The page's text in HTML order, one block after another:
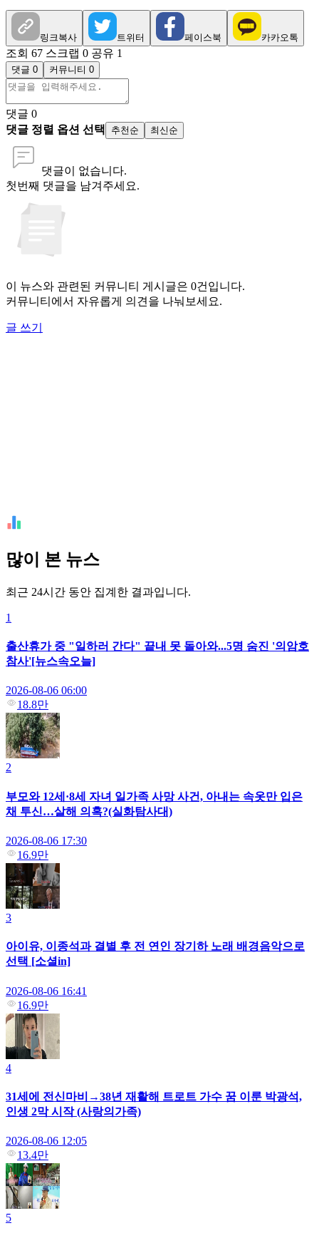
링크복사 트위터 페이스북 카카오톡
조회 67 스크랩 0 공유 1
댓글 0 커뮤니티 0
댓글 0
댓글 정렬 옵션 선택
추천순 최신순
댓글이 없습니다.
첫번째 댓글을 남겨주세요.
이 뉴스와 관련된 커뮤니티 게시글은 0건입니다.
커뮤니티에서 자유롭게 의견을 나눠보세요.
글 쓰기
많이 본 뉴스
최근 24시간 동안 집계한 결과입니다.
1
출산휴가 중 "일하러 간다" 끝내 못 돌아와...5명 숨진 '의암호
참사'[뉴스속오늘]
2026-08-06 06:00
18.8만
2
부모와 12세·8세 자녀 일가족 사망 사건, 아내는 속옷만 입은
채 투신…살해 의혹?(실화탐사대)
2026-08-06 17:30
16.9만
3
아이유, 이종석과 결별 후 전 연인 장기하 노래 배경음악으로
선택 [소셜in]
2026-08-06 16:41
16.9만
4
31세에 전신마비→38년 재활해 트로트 가수 꿈 이룬 박광석,
인생 2막 시작 (사랑의가족)
2026-08-06 12:05
13.4만
5